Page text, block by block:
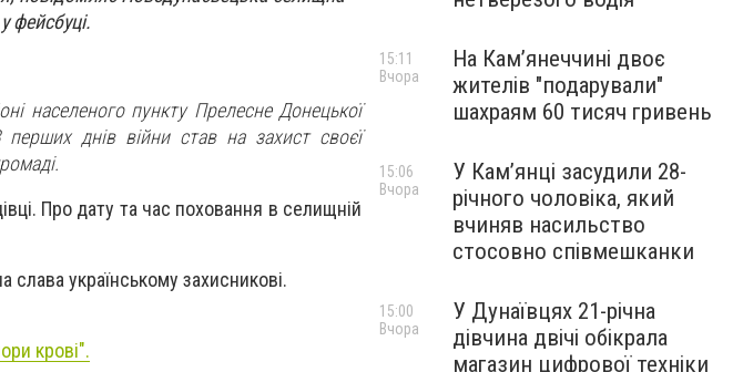
фейсбуці.
населеного пункту Прелесне Донецької
днів війни став на захист своєї
Про дату та час поховання в селищній
слава українському захисникові.
крові".
На Камʼянеччині двоє
жителів "подарували"
шахраям 60 тисяч гривень
15:11
Вчора
У Камʼянці засудили 28-
річного чоловіка, який
вчиняв насильство
стосовно співмешканки
15:06
Вчора
У Дунаївцях 21-річна
дівчина двічі обікрала
магазин цифрової техніки
15:00
Вчора